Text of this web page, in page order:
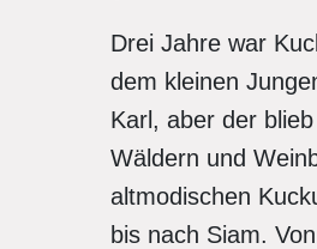
Drei Jahre war
dem kleinen
Karl, aber der
Wäldern und
altmodischen
bis nach Siam.